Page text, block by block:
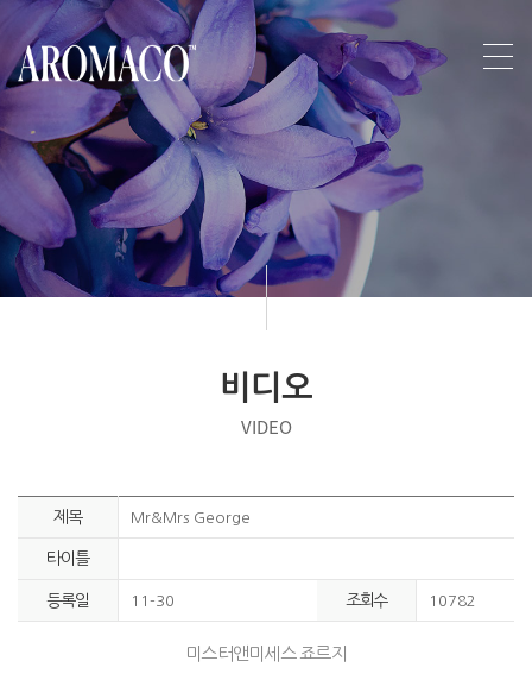
비디오
VIDEO
제목 Mr&Mrs George
타이틀
등록일 11-30 조회수 10782
미스터앤미세스 죠르지